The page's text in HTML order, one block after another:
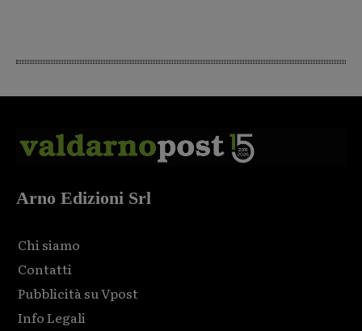
Arno Edizioni Srl
Chi siamo
Contatti
Pubblicità su Vpost
Info Legali